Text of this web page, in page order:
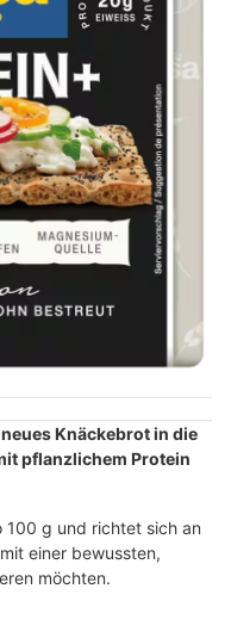
Knäckebrot in die
pflanzlichem Protein
100 g und richtet sich an
einer bewussten,
möchten.